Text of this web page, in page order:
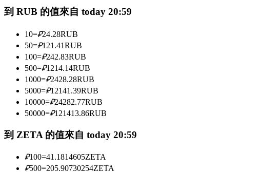
跟單
與頂尖交易專家同行
到 RUB 的值來自 today 20:59
10=₽24.28RUB
50=₽121.41RUB
100=₽242.83RUB
500=₽1214.14RUB
1000=₽2428.28RUB
5000=₽12141.39RUB
10000=₽24282.77RUB
50000=₽121413.86RUB
到 ZETA 的值來自 today 20:59
₽100=41.1814605ZETA
₽500=205.90730254ZETA